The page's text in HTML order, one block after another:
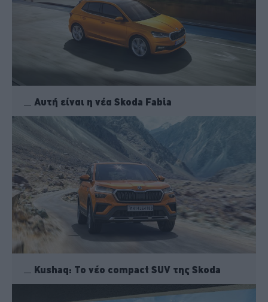
Αυτή είναι η νέα Skoda Fabia
Kushaq: Το νέο compact SUV της Skoda